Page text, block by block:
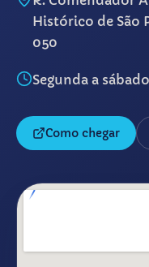
Histórico de São
050
Segunda a
Como chegar